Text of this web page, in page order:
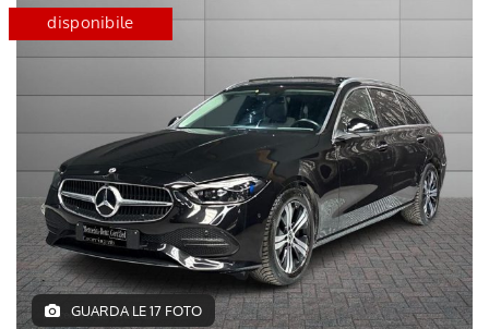
disponibile
GUARDA LE 17 FOTO